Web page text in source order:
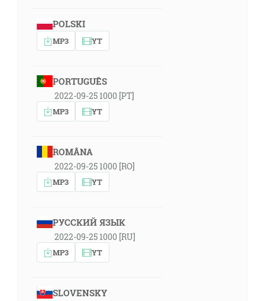
POLSKI
MP3 YT
PORTUGUÊS
2022-09-25 1000 [PT]
MP3 YT
ROMÂNA
2022-09-25 1000 [RO]
MP3 YT
РУССКИЙ ЯЗЫК
2022-09-25 1000 [RU]
MP3 YT
SLOVENSKY